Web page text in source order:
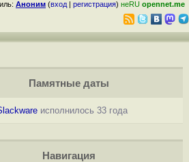
Аноним (вход | регистрация) неRU opennet.me
Памятные даты
исполнилось 33 года
Навигация